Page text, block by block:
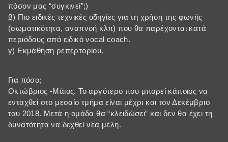
πόσον μας “συγκινεί”;)
β) Πιο ειδικές τεχνικές οδηγίες για τη χρήση της φωνής
(σωματικότητα, αναπνοή κλπ) που θα παρέχονται κατά
περιόδους από ειδικό vocal coach.
γ) Εκμάθηση ρεπερτορίου.
Για πόσο;
Οκτώβριος -Μάιος. Το αργότερο που μπορεί κάποιος να
ενταχθεί στο μεσαίο τμήμα είναι μέχρι και τον Δεκέμβριο
του 2018. Μετά η ομάδα θα “κλειδώσει” και δεν θα έχει τη
δυνατότητα να δεχθεί νέα μέλη.